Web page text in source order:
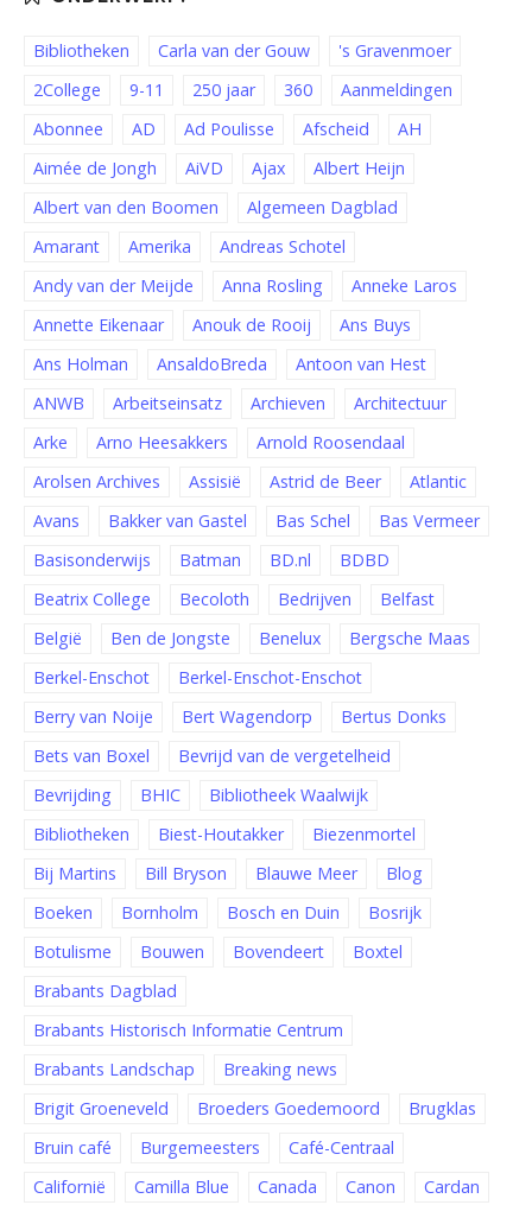
Bibliotheken Carla van der Gouw
's Gravenmoer
2College
9-11 250 jaar 360
Aanmeldingen
Abonnee
AD Ad Poulisse Afscheid
AH
Aimée de Jongh
AiVD Ajax
Albert Heijn
Albert van den Boomen
Algemeen Dagblad
Amarant
Amerika
Andreas Schotel
Andy van der Meijde
Anna Rosling
Anneke Laros
Annette Eikenaar
Anouk de Rooij
Ans Buys
Ans Holman
AnsaldoBreda
Antoon van Hest
ANWB
Arbeitseinsatz Archieven
Architectuur
Arke
Arno Heesakkers
Arnold Roosendaal
Arolsen Archives
Assisië Astrid de Beer
Atlantic
Avans
Bakker van Gastel Bas Schel
Bas Vermeer
Basisonderwijs
Batman BD.nl
BDBD
Beatrix College
Becoloth Bedrijven
Belfast
België
Ben de Jongste Benelux
Bergsche Maas
Berkel-Enschot
Berkel-Enschot-Enschot
Berry van Noije
Bert Wagendorp
Bertus Donks
Bets van Boxel
Bevrijd van de vergetelheid
Bevrijding
BHIC
Bibliotheek Waalwijk
Bibliotheken
Biest-Houtakker
Biezenmortel
Bij Martins
Bill Bryson Blauwe Meer
Blog
Boeken
Bornholm Bosch en Duin
Bosrijk
Botulisme
Bouwen Bovendeert
Boxtel
Brabants Dagblad
Brabants Historisch Informatie Centrum
Brabants Landschap
Breaking news
Brigit Groeneveld
Broeders Goedemoord
Brugklas
Bruin café
Burgemeesters
Café-Centraal
Californië
Camilla Blue Canada Canon
Cardan